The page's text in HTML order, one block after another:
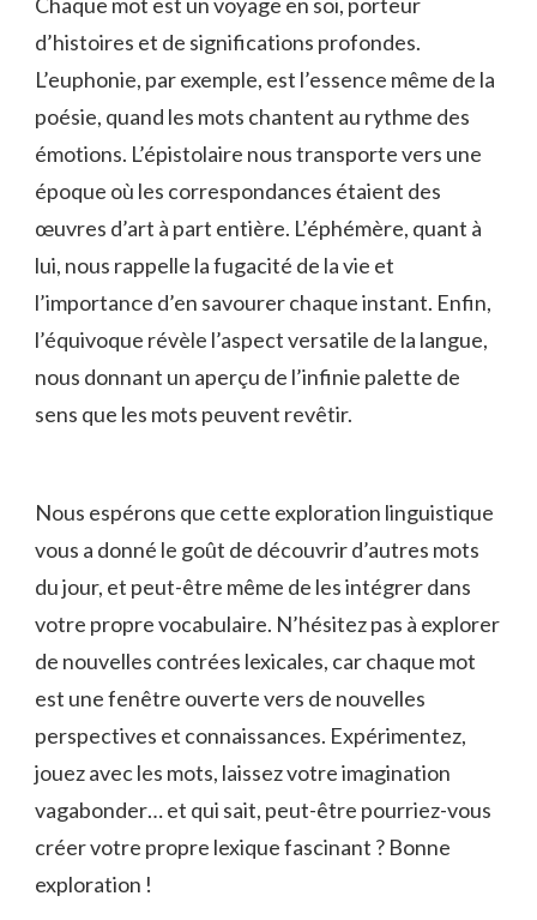
d’histoires et de significations profondes.
⁣L’euphonie, par exemple, ⁤est l’essence même ⁣de la​
poésie, quand les mots chantent au rythme des
émotions. L’épistolaire ‌nous transporte ‍vers une
époque ⁣où ⁤les correspondances étaient des
œuvres d’art⁢ à part entière. L’éphémère,​ quant à⁤
lui, nous rappelle la‍ fugacité de ⁢la vie et
l’importance d’en savourer chaque instant.‍ Enfin,
l’équivoque révèle ‍l’aspect versatile de la langue,
nous donnant un ‌aperçu de l’infinie palette de
sens que les mots peuvent revêtir.
Nous espérons que cette exploration linguistique
vous‍ a donné le goût de découvrir d’autres mots
du jour, et peut-être même‌ de ⁢les intégrer dans
votre propre vocabulaire. N’hésitez pas à ⁣explorer
​de nouvelles contrées ‌lexicales, car chaque mot
est une fenêtre ouverte vers de nouvelles
perspectives ‌et connaissances. Expérimentez,
jouez avec les mots, laissez votre ⁣imagination
vagabonder… et qui‍ sait, peut-être pourriez-vous
créer votre⁤ propre lexique fascinant ‌? Bonne
exploration ​!